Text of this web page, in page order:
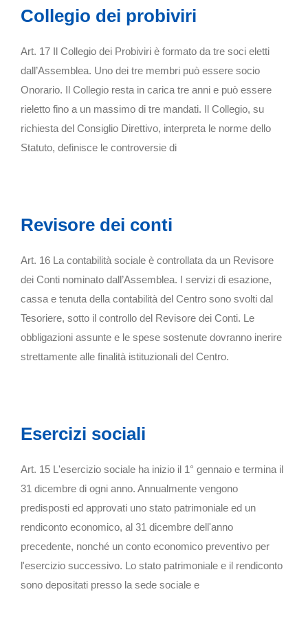
Collegio dei probiviri
Art. 17 Il Collegio dei Probiviri è formato da tre soci eletti
dall’Assemblea. Uno dei tre membri può essere socio
Onorario. Il Collegio resta in carica tre anni e può essere
rieletto fino a un massimo di tre mandati. Il Collegio, su
richiesta del Consiglio Direttivo, interpreta le norme dello
Statuto, definisce le controversie di
Revisore dei conti
Art. 16 La contabilità sociale è controllata da un Revisore
dei Conti nominato dall’Assemblea. I servizi di esazione,
cassa e tenuta della contabilità del Centro sono svolti dal
Tesoriere, sotto il controllo del Revisore dei Conti. Le
obbligazioni assunte e le spese sostenute dovranno inerire
strettamente alle finalità istituzionali del Centro.
Esercizi sociali
Art. 15 L'esercizio sociale ha inizio il 1° gennaio e termina il
31 dicembre di ogni anno. Annualmente vengono
predisposti ed approvati uno stato patrimoniale ed un
rendiconto economico, al 31 dicembre dell'anno
precedente, nonché un conto economico preventivo per
l'esercizio successivo. Lo stato patrimoniale e il rendiconto
sono depositati presso la sede sociale e